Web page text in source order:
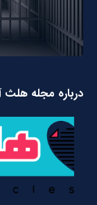
درباره مجله هلث